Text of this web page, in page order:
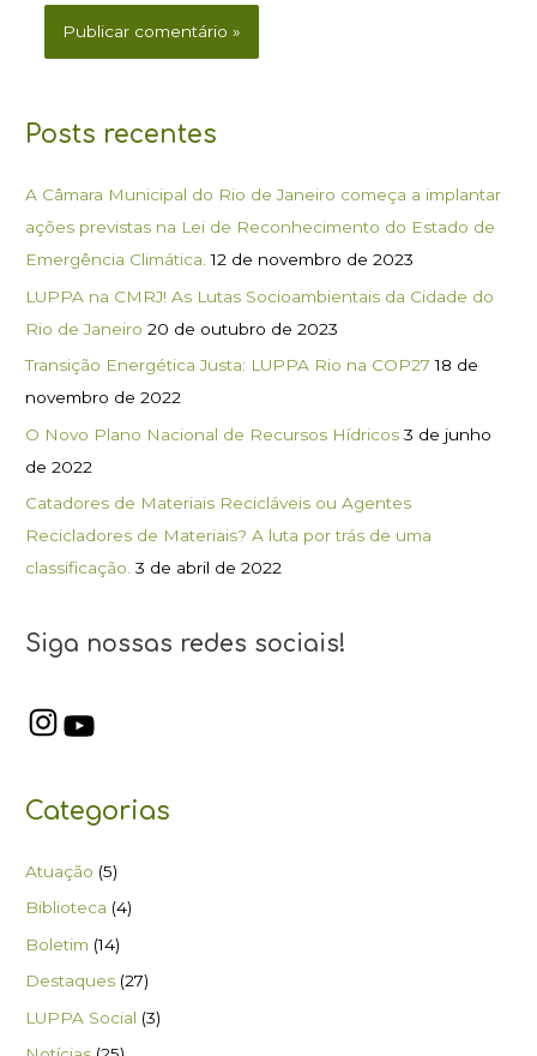
Posts recentes
A Câmara Municipal do Rio de Janeiro começa a implantar
ações previstas na Lei de Reconhecimento do Estado de
Emergência Climática. 12 de novembro de 2023
LUPPA na CMRJ! As Lutas Socioambientais da Cidade do
Rio de Janeiro 20 de outubro de 2023
Transição Energética Justa: LUPPA Rio na COP27 18 de
novembro de 2022
O Novo Plano Nacional de Recursos Hídricos 3 de junho
de 2022
Catadores de Materiais Recicláveis ou Agentes
Recicladores de Materiais? A luta por trás de uma
classificação. 3 de abril de 2022
Siga nossas redes sociais!
Categorias
Atuação (5)
Biblioteca (4)
Boletim (14)
Destaques (27)
LUPPA Social (3)